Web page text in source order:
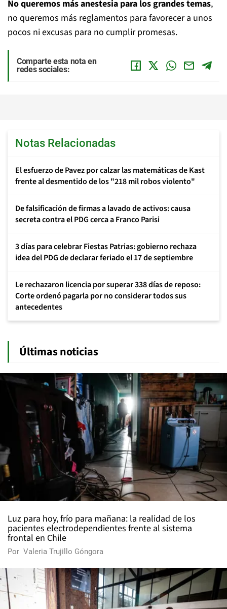
No queremos más anestesia para los grandes temas,
no queremos más reglamentos para favorecer a unos
pocos ni excusas para no cumplir promesas.
Comparte esta nota en
redes sociales:
Notas Relacionadas
El esfuerzo de Pavez por calzar las matemáticas de Kast
frente al desmentido de los "218 mil robos violento"
De falsificación de firmas a lavado de activos: causa
secreta contra el PDG cerca a Franco Parisi
3 días para celebrar Fiestas Patrias: gobierno rechaza
idea del PDG de declarar feriado el 17 de septiembre
Le rechazaron licencia por superar 338 días de reposo:
Corte ordenó pagarla por no considerar todos sus
antecedentes
Últimas noticias
Luz para hoy, frío para mañana: la realidad de los
pacientes electrodependientes frente al sistema
frontal en Chile
Por Valeria Trujillo Góngora